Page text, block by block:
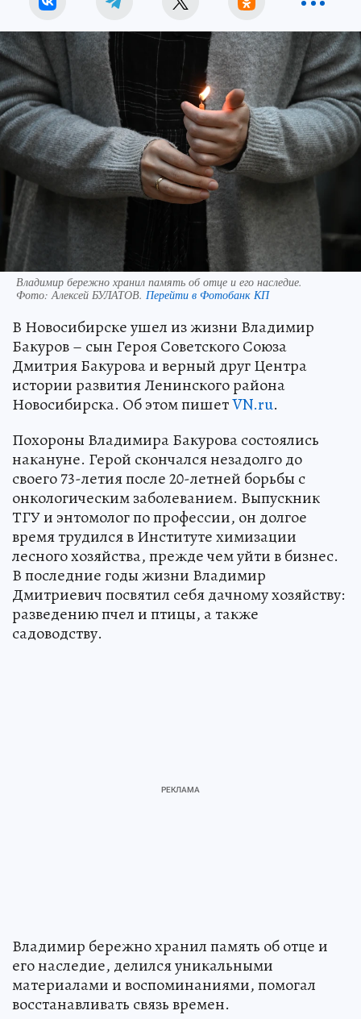
Владимир бережно хранил память об отце и его наследие.
Фото:Алексей БУЛАТОВ. Перейти в Фотобанк КП
В Новосибирске ушел из жизни Владимир
Бакуров – сын Героя Советского Союза
Дмитрия Бакурова и верный друг Центра
истории развития Ленинского района
Новосибирска. Об этом пишетVN.ru.
Похороны Владимира Бакурова состоялись
накануне. Герой скончался незадолго до
своего 73-летия после 20-летней борьбы с
онкологическим заболеванием. Выпускник
ТГУ и энтомолог по профессии, он долгое
время трудился в Институте химизации
лесного хозяйства, прежде чем уйти в бизнес.
В последние годы жизни Владимир
Дмитриевич посвятил себя дачному хозяйству:
разведению пчел и птицы, а также
садоводству.
Владимир бережно хранил память об отце и
его наследие, делился уникальными
материалами и воспоминаниями, помогал
восстанавливать связь времен.